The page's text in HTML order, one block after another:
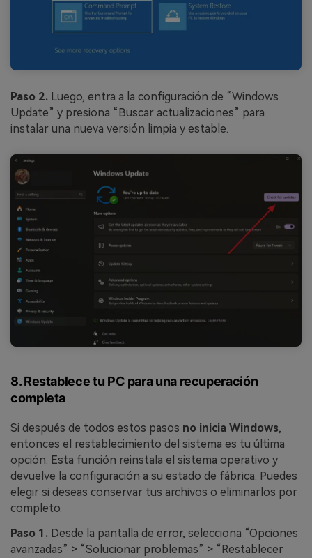
Paso 2. Luego, entra a la configuración de “Windows
Update” y presiona “Buscar actualizaciones” para
instalar una nueva versión limpia y estable.
8. Restablece tu PC para una recuperación
completa
Si después de todos estos pasos no inicia Windows,
entonces el restablecimiento del sistema es tu última
opción. Esta función reinstala el sistema operativo y
devuelve la configuración a su estado de fábrica. Puedes
elegir si deseas conservar tus archivos o eliminarlos por
completo.
Paso 1. Desde la pantalla de error, selecciona “Opciones
avanzadas” > “Solucionar problemas” > “Restablecer